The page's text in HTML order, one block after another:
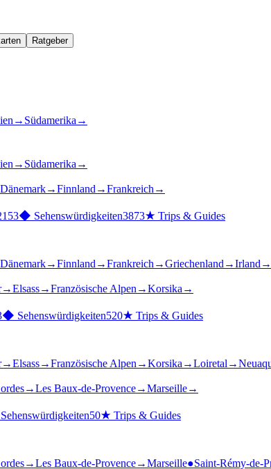
Ratgeber
→ Südamerika →
→ Südamerika →
Dänemark→Finnland →Frankreich →
◆ Sehenswürdigkeiten3873★ Trips & Guides
Dänemark→Finnland →Frankreich →Griechenland →Irland →
→Elsass→Französische Alpen →Korsika →
◆ Sehenswürdigkeiten520★ Trips & Guides
→Elsass→Französische Alpen →Korsika →Loiretal →
→Les Baux-de-Provence→Marseille→
Sehenswürdigkeiten50★ Trips & Guides
→Les Baux-de-Provence→Marseille●Saint-Rémy-de-